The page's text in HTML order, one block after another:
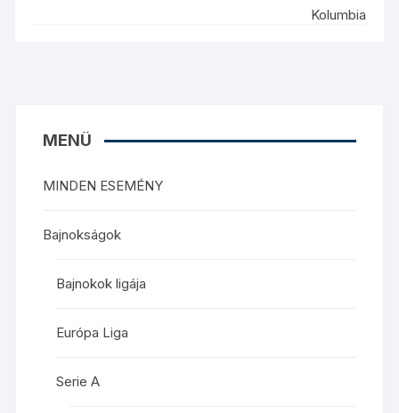
Kolumbia
MENÜ
MINDEN ESEMÉNY
Bajnokságok
Bajnokok ligája
Európa Liga
Serie A